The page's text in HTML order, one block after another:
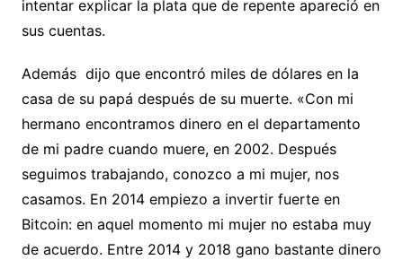
intentar explicar la plata que de repente apareció en
sus cuentas.
Además dijo que encontró miles de dólares en la
casa de su papá después de su muerte. «Con mi
hermano encontramos dinero en el departamento
de mi padre cuando muere, en 2002. Después
seguimos trabajando, conozco a mi mujer, nos
casamos. En 2014 empiezo a invertir fuerte en
Bitcoin: en aquel momento mi mujer no estaba muy
de acuerdo. Entre 2014 y 2018 gano bastante dinero